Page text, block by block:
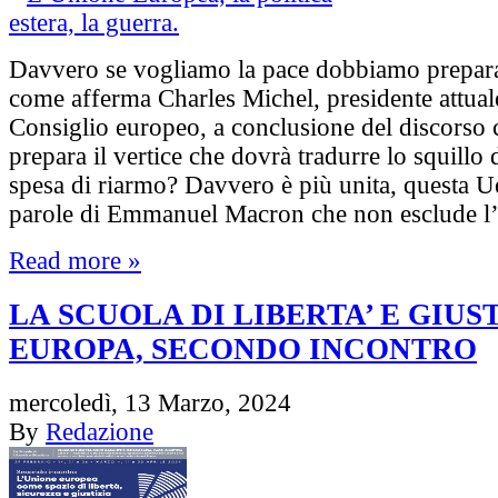
Davvero se vogliamo la pace dobbiamo
come afferma Charles Michel, presidente
Consiglio europeo, a conclusione del discorso
prepara il vertice che dovrà tradurre lo squillo
spesa di riarmo? Davvero è più unita, questa
parole di Emmanuel Macron che non
Read more »
LA SCUOLA DI LIBERTA’ E
EUROPA, SECONDO INCONTRO
mercoledì, 13 Marzo, 2024
By Redazione